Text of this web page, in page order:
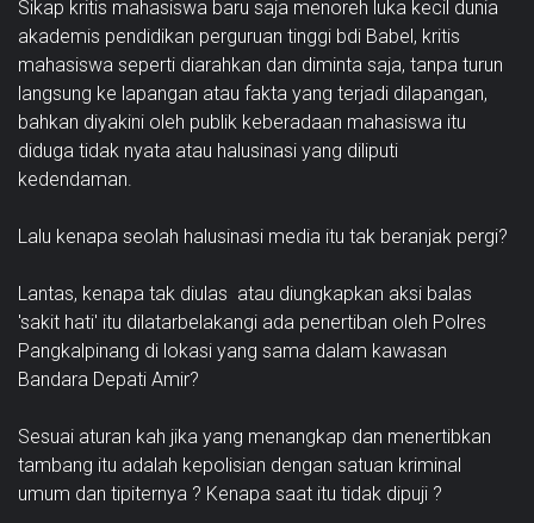
Sikap kritis mahasiswa baru saja menoreh luka kecil dunia
akademis pendidikan perguruan tinggi bdi Babel, kritis
mahasiswa seperti diarahkan dan diminta saja, tanpa turun
langsung ke lapangan atau fakta yang terjadi dilapangan,
bahkan diyakini oleh publik keberadaan mahasiswa itu
diduga tidak nyata atau halusinasi yang diliputi
kedendaman.
Lalu kenapa seolah halusinasi media itu tak beranjak pergi?
Lantas, kenapa tak diulas atau diungkapkan aksi balas
'sakit hati' itu dilatarbelakangi ada penertiban oleh Polres
Pangkalpinang di lokasi yang sama dalam kawasan
Bandara Depati Amir?
Sesuai aturan kah jika yang menangkap dan menertibkan
tambang itu adalah kepolisian dengan satuan kriminal
umum dan tipiternya ? Kenapa saat itu tidak dipuji ?